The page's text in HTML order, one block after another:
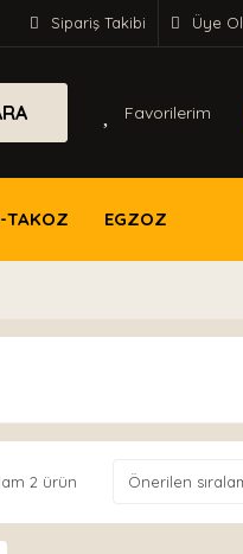
Sipariş Takibi Üye Ol
Favorilerim
TAKOZ EGZOZ
2 ürün